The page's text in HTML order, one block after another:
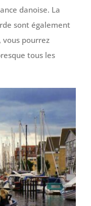
danoise. La
sont également
vous pourrez
tous les